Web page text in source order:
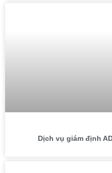
Dịch vụ giám định